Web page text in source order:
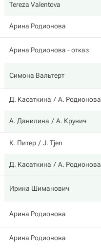
Tereza Valentova
Арина Родионова
Арина Родионова - отказ
Симона Вальтерт
Д. Касаткина А. Родионова
А. Данилина А. Крунич
К. Питер J. Tjen
Д. Касаткина А. Родионова
Ирина Шиманович
Арина Родионова
Арина Родионова